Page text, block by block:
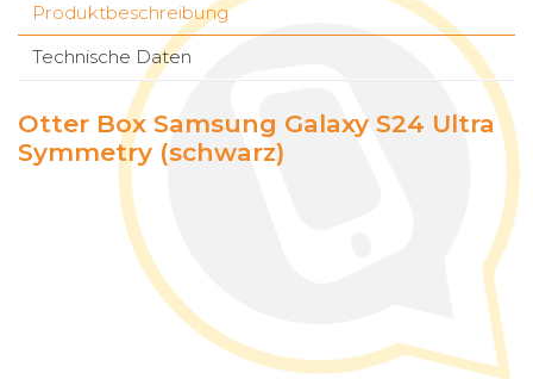
Produktbeschreibung
Technische Daten
Otter Box Samsung Galaxy S24 Ultra
Symmetry (schwarz)